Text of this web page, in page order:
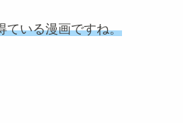
ている漫画ですね。